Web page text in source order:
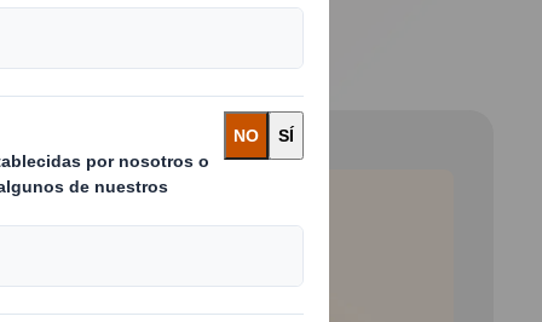
and next buttons to move between slides. Only